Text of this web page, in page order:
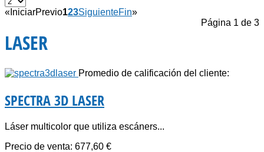
« IniciarPrevio123SiguienteFin»
Página 1 de 3
LASER
Promedio de calificación del cliente:
SPECTRA 3D LASER
Láser multicolor que utiliza escáners...
Precio de venta: 677,60 €